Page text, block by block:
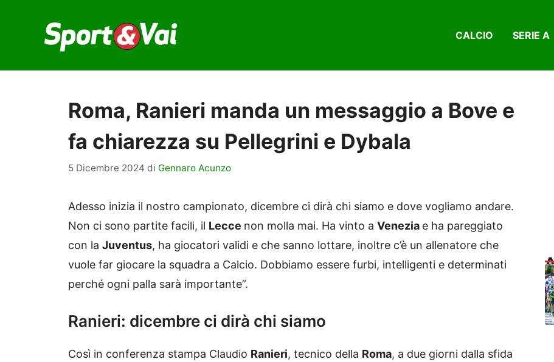
contenuto
CALCIO SERIE A
Roma, Ranieri manda un messaggio a Bove e
fa chiarezza su Pellegrini e Dybala
5 Dicembre 2024 di Gennaro Acunzo
Adesso inizia il nostro campionato, dicembre ci dirà chi siamo e dove vogliamo andare.
Non ci sono partite facili, il Lecce non molla mai. Ha vinto a Venezia e ha pareggiato
con la Juventus, ha giocatori validi e che sanno lottare, inoltre c’è un allenatore che
vuole far giocare la squadra a Calcio. Dobbiamo essere furbi, intelligenti e determinati
perché ogni palla sarà importante”.
Ranieri: dicembre ci dirà chi siamo
Così in conferenza stampa Claudio Ranieri, tecnico della Roma, a due giorni dalla sfida